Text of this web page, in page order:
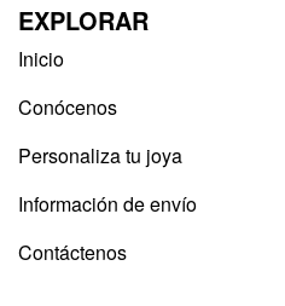
EXPLORAR
Inicio
Conócenos
Personaliza tu joya
Información de envío
Contáctenos